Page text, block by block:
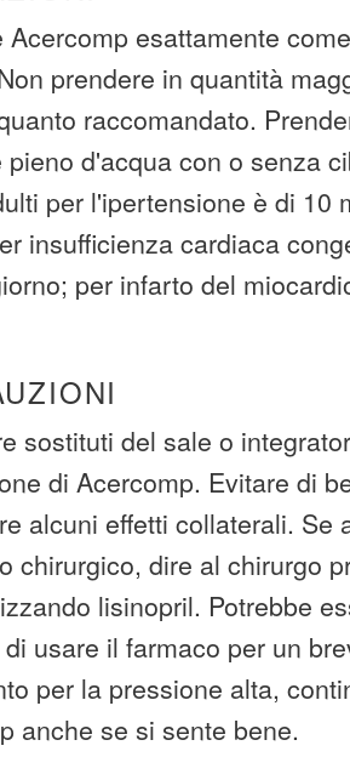
Acercomp esattamente
prendere in quantità
raccomandato.
pieno d'acqua con o senza
per l'ipertensione è di 10
insufficienza cardiaca
per infarto del
sostituti del sale o
di Acercomp. Evitare di
alcuni effetti collaterali. Se
chirurgico, dire al chirurgo
lisinopril. Potrebbe
usare il farmaco per un
per la pressione alta,
anche se si sente bene.